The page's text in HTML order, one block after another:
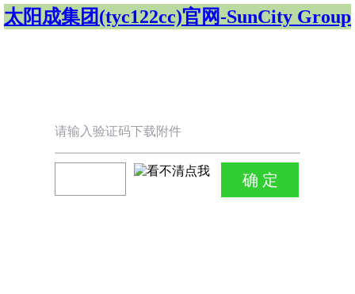
太阳成集团(tyc122cc)官网-SunCity Group
请输入验证码下载附件